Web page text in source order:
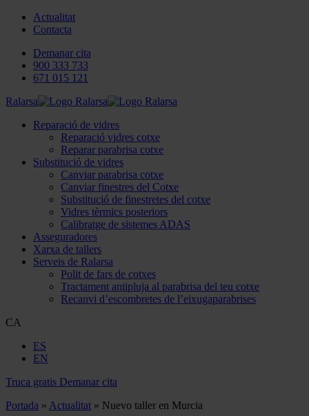
Actualitat
Contacta
Demanar cita
900 333 733
671 015 121
Ralarsa
Reparació de vidres
Reparació vidres cotxe
Reparar parabrisa cotxe
Substitució de vidres
Canviar parabrisa cotxe
Canviar finestres del Cotxe
Substitució de finestretes del cotxe
Vidres tèrmics posteriors
Calibratge de sistemes ADAS
Asseguradores
Xarxa de tallers
Serveis de Ralarsa
Polit de fars de cotxes
Tractament antipluja al parabrisa del teu cotxe
Recanvi d’escombretes de l’eixugaparabrises
CA
ES
EN
Truca gratis Demanar cita
Portada » Actualitat » Nuevo taller en Murcia